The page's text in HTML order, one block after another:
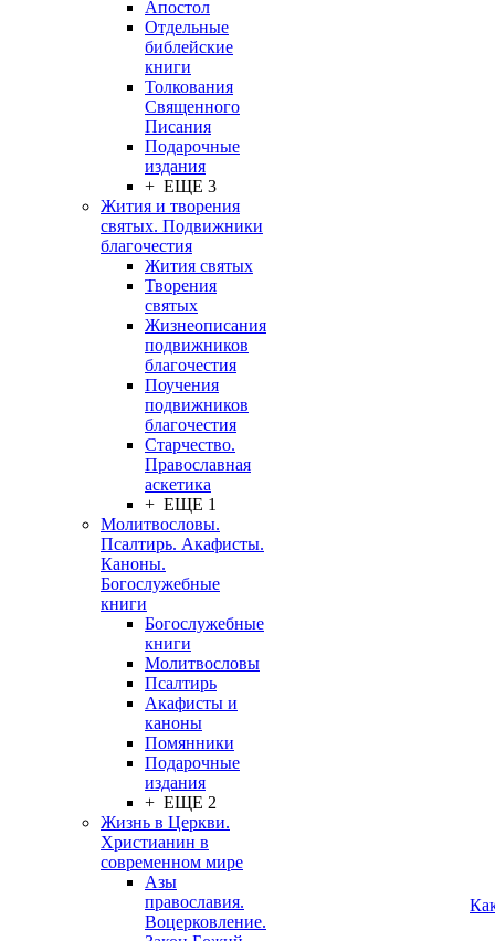
Апостол
Отдельные
библейские
книги
Толкования
Священного
Писания
Подарочные
издания
+ ЕЩЕ 3
Жития и творения
святых. Подвижники
благочестия
Жития святых
Творения
святых
Жизнеописания
подвижников
благочестия
Поучения
подвижников
благочестия
Старчество.
Православная
аскетика
+ ЕЩЕ 1
Молитвословы.
Псалтирь. Акафисты.
Каноны.
Богослужебные
книги
Богослужебные
книги
Молитвословы
Псалтирь
Акафисты и
каноны
Помянники
Подарочные
издания
+ ЕЩЕ 2
Жизнь в Церкви.
Христианин в
современном мире
Азы
православия.
Воцерковление.